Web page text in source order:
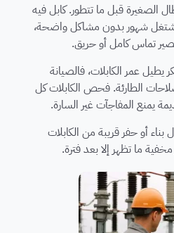
الصغيرة قبل ما تتطور. كابل فيه
شهور بدون مشاكل واضحة،
تماس كامل أو حريق.
يطيل عمر الكابلات، فالصيانة
الطارئة. فحص الكابلات كل
يمنع المفاجآت غير السارة.
أو حفر قريبة من الكابلات
ما تظهر إلا بعد فترة.